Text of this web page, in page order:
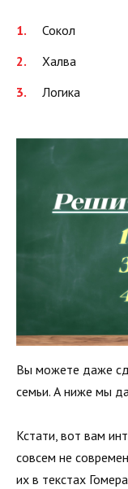
Сокол
Халва
Логика
Вы можете даже
семьи. А ниже мы
Кстати, вот вам
совсем не
их в текстах